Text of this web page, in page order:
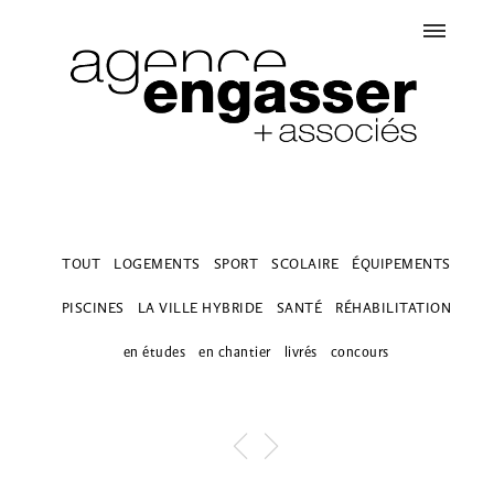
TOUT LOGEMENTS SPORT SCOLAIRE ÉQUIPEMENTS
PISCINES LA VILLE HYBRIDE SANTÉ RÉHABILITATION
en études en chantier livrés concours